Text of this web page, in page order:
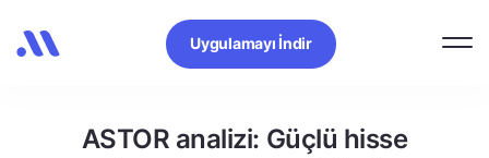
Uygulamayı İndir
ASTOR analizi: Güçlü hisse